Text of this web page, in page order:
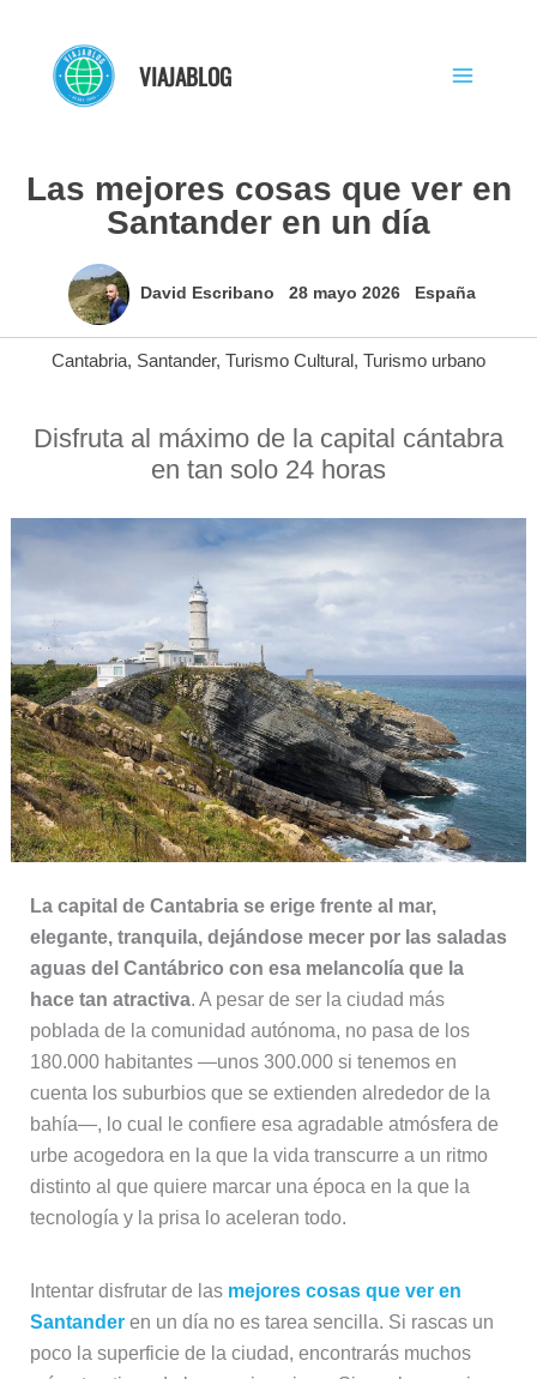
contenido
VIAJABLOG
Las mejores cosas que ver en
Santander en un día
David Escribano 28 mayo 2026 España
Cantabria, Santander, Turismo Cultural, Turismo urbano
Disfruta al máximo de la capital cántabra
en tan solo 24 horas
La capital de Cantabria se erige frente al mar,
elegante, tranquila, dejándose mecer por las saladas
aguas del Cantábrico con esa melancolía que la
hace tan atractiva. A pesar de ser la ciudad más
poblada de la comunidad autónoma, no pasa de los
180.000 habitantes —unos 300.000 si tenemos en
cuenta los suburbios que se extienden alrededor de la
bahía—, lo cual le confiere esa agradable atmósfera de
urbe acogedora en la que la vida transcurre a un ritmo
distinto al que quiere marcar una época en la que la
tecnología y la prisa lo aceleran todo.
Intentar disfrutar de las mejores cosas que ver en
Santanderen un día no es tarea sencilla. Si rascas un
poco la superficie de la ciudad, encontrarás muchos